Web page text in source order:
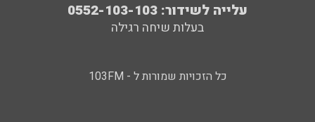
עלייה לשידור: 0552-103-103
בעלות שיחה רגילה
כל הזכויות שמורות ל - 103FM